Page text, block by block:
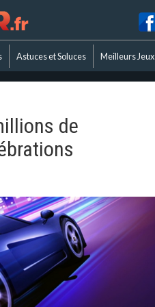
Astuces et Soluces Meilleurs Jeux
de